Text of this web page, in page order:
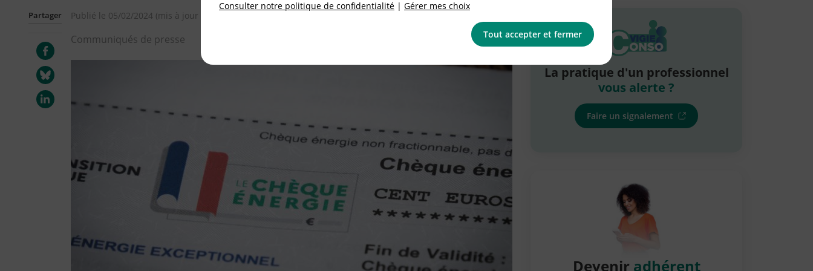
Publié le 05/02/2024 (mis à jour le
Communiqués de presse
Partager
La pratique d'un professionnel
vous alerte ?
Faire un signalement
Devenir adhérent
Consulter notre politique de confidentialité | Gérer mes choix
Tout accepter et fermer